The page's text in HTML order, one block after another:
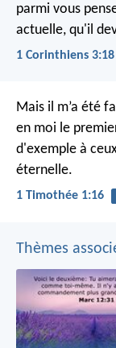
parmi vous
actuelle, qu'il
1 Corinthiens 3:18
Mais il m’a été
en moi le
d'exemple à
éternelle.
1 Timothée 1:16
Thèmes